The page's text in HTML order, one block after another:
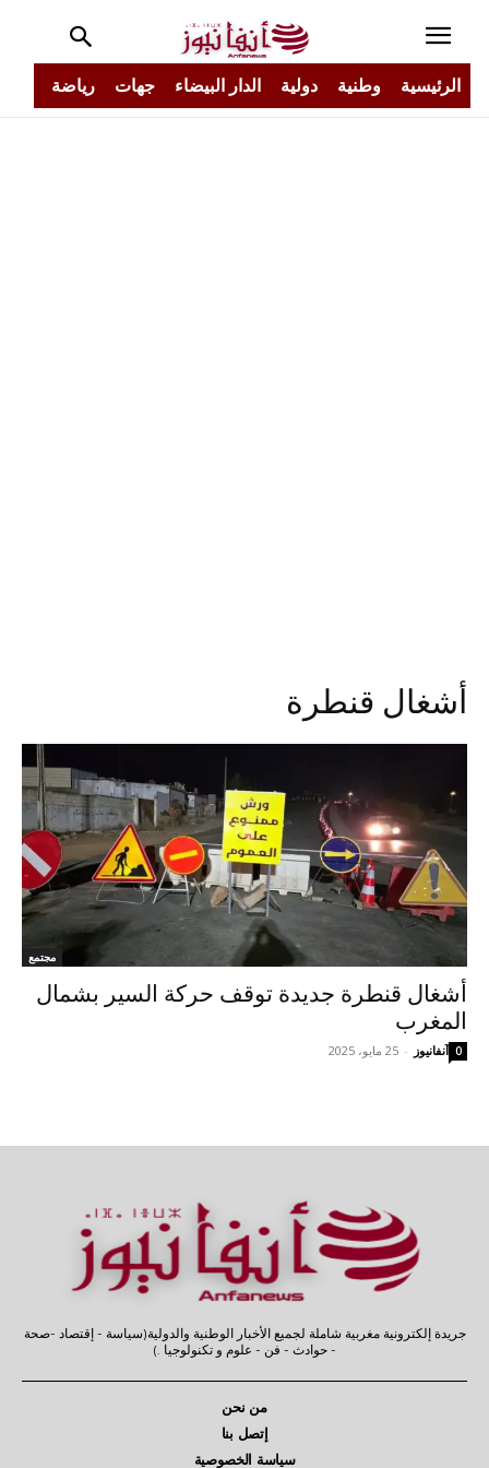
الرئيسية وطنية دولية الدار البيضاء جهات رياضة
أشغال قنطرة
مجتمع
أشغال قنطرة جديدة توقف حركة السير بشمال
المغرب
آنفانيوز - 25 مايو، 2025 0
جريدة إلكترونية مغربية شاملة لجميع الأخبار الوطنية والدولية(سياسة - إقتصاد -صحة
- حوادث - فن - علوم و تكنولوجيا .)
من نحن
إتصل بنا
سياسة الخصوصية